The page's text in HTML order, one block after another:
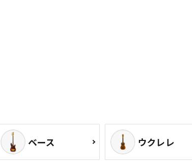
ベース ウクレレ